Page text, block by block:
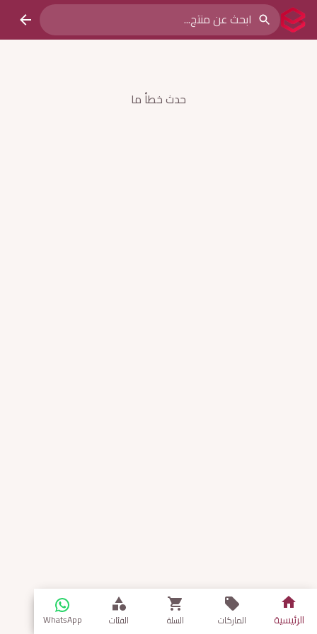
حدث خطأ ما
الرئيسية الماركات السلة الفئات WhatsApp